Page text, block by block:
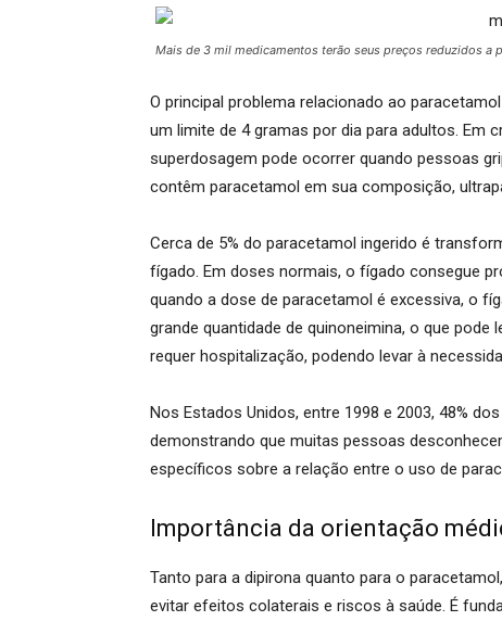
Mais de 3 mil medicamentos terão seus preços reduzidos a
O principal problema relacionado ao
um limite de 4 gramas por dia para adultos. Em
superdosagem pode ocorrer quando pessoas
contêm paracetamol em sua composição,
Cerca de 5% do paracetamol ingerido é
fígado. Em doses normais, o fígado consegue
quando a dose de paracetamol é excessiva, o
grande quantidade de quinoneimina, o que pode
requer hospitalização, podendo levar à
Nos Estados Unidos, entre 1998 e 2003, 48%
demonstrando que muitas pessoas
específicos sobre a relação entre o uso de
Importância da orientação
Tanto para a dipirona quanto para o
evitar efeitos colaterais e riscos à saúde. É